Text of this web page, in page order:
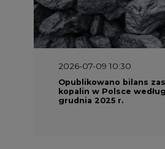
2026-07-09 10:30
Opublikowano bilans
kopalin w Polsce według